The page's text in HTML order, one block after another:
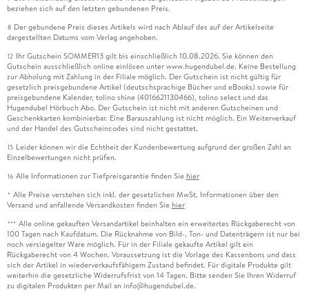
beziehen sich auf den letzten gebundenen Preis.
8 Der gebundene Preis dieses Artikels wird nach Ablauf des auf der Artikelseite
dargestellten Datums vom Verlag angehoben.
12 Ihr Gutschein SOMMER13 gilt bis einschließlich 10.08.2026. Sie können den
Gutschein ausschließlich online einlösen unter www.hugendubel.de. Keine Bestellung
zur Abholung mit Zahlung in der Filiale möglich. Der Gutschein ist nicht gültig für
gesetzlich preisgebundene Artikel (deutschsprachige Bücher und eBooks) sowie für
preisgebundene Kalender, tolino shine (4016621130466), tolino select und das
Hugendubel Hörbuch Abo. Der Gutschein ist nicht mit anderen Gutscheinen und
Geschenkkarten kombinierbar. Eine Barauszahlung ist nicht möglich. Ein Weiterverkauf
und der Handel des Gutscheincodes sind nicht gestattet.
15 Leider können wir die Echtheit der Kundenbewertung aufgrund der großen Zahl an
Einzelbewertungen nicht prüfen.
16 Alle Informationen zur Tiefpreisgarantie finden Sie hier
* Alle Preise verstehen sich inkl. der gesetzlichen MwSt. Informationen über den
Versand und anfallende Versandkosten finden Sie hier
*** Alle online gekauften Versandartikel beinhalten ein erweitertes Rückgaberecht von
100 Tagen nach Kaufdatum. Die Rücknahme von Bild-, Ton- und Datenträgern ist nur bei
noch versiegelter Ware möglich. Für in der Filiale gekaufte Artikel gilt ein
Rückgaberecht von 4 Wochen. Voraussetzung ist die Vorlage des Kassenbons und dass
sich der Artikel in wiederverkaufsfähigem Zustand befindet. Für digitale Produkte gilt
weiterhin die gesetzliche Widerrufsfrist von 14 Tagen. Bitte senden Sie Ihren Widerruf
zu digitalen Produkten per Mail an info@hugendubel.de.